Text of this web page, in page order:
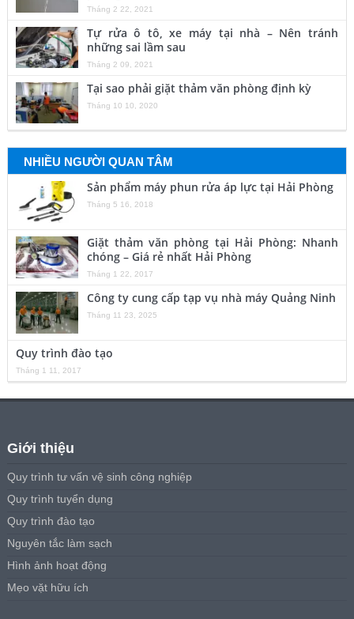
Tháng 2 22, 2021
Tự rửa ô tô, xe máy tại nhà – Nên tránh
những sai lầm sau
Tháng 2 09, 2021
Tại sao phải giặt thảm văn phòng định kỳ
Tháng 10 10, 2020
NHIỀU NGƯỜI QUAN TÂM
Sản phẩm máy phun rửa áp lực tại Hải Phòng
Tháng 5 16, 2018
Giặt thảm văn phòng tại Hải Phòng: Nhanh
chóng – Giá rẻ nhất Hải Phòng
Tháng 1 22, 2017
Công ty cung cấp tạp vụ nhà máy Quảng Ninh
Tháng 11 23, 2025
Quy trình đào tạo
Tháng 1 11, 2017
Giới thiệu
Quy trình tư vấn vệ sinh công nghiệp
Quy trình tuyển dụng
Quy trình đào tạo
Nguyên tắc làm sạch
Hình ảnh hoạt động
Mẹo vặt hữu ích